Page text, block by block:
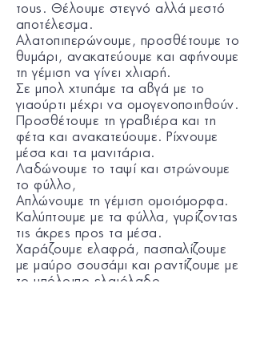
τους. Θέλουμε στεγνό αλλά μεστό
αποτέλεσμα.
Αλατοπιπερώνουμε, προσθέτουμε το
θυμάρι, ανακατεύουμε και αφήνουμε
τη γέμιση να γίνει χλιαρή.
Σε μπολ χτυπάμε τα αβγά με το
γιαούρτι μέχρι να ομογενοποιηθούν.
Προσθέτουμε τη γραβιέρα και τη
φέτα και ανακατεύουμε. Ρίχνουμε
μέσα και τα μανιτάρια.
Λαδώνουμε το ταψί και στρώνουμε
το φύλλο,
Απλώνουμε τη γέμιση ομοιόμορφα.
Καλύπτουμε με τα φύλλα, γυρίζοντας
τις άκρες προς τα μέσα.
Χαράζουμε ελαφρά, πασπαλίζουμε
με μαύρο σουσάμι και ραντίζουμε με
το υπόλοιπο ελαιόλαδο.